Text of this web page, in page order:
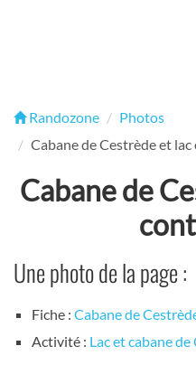
Randozone
Photos
Cabane de Cestrède et
Cabane de
Une photo de la page :
Fiche : Cabane de
Activité : Lac et cabane